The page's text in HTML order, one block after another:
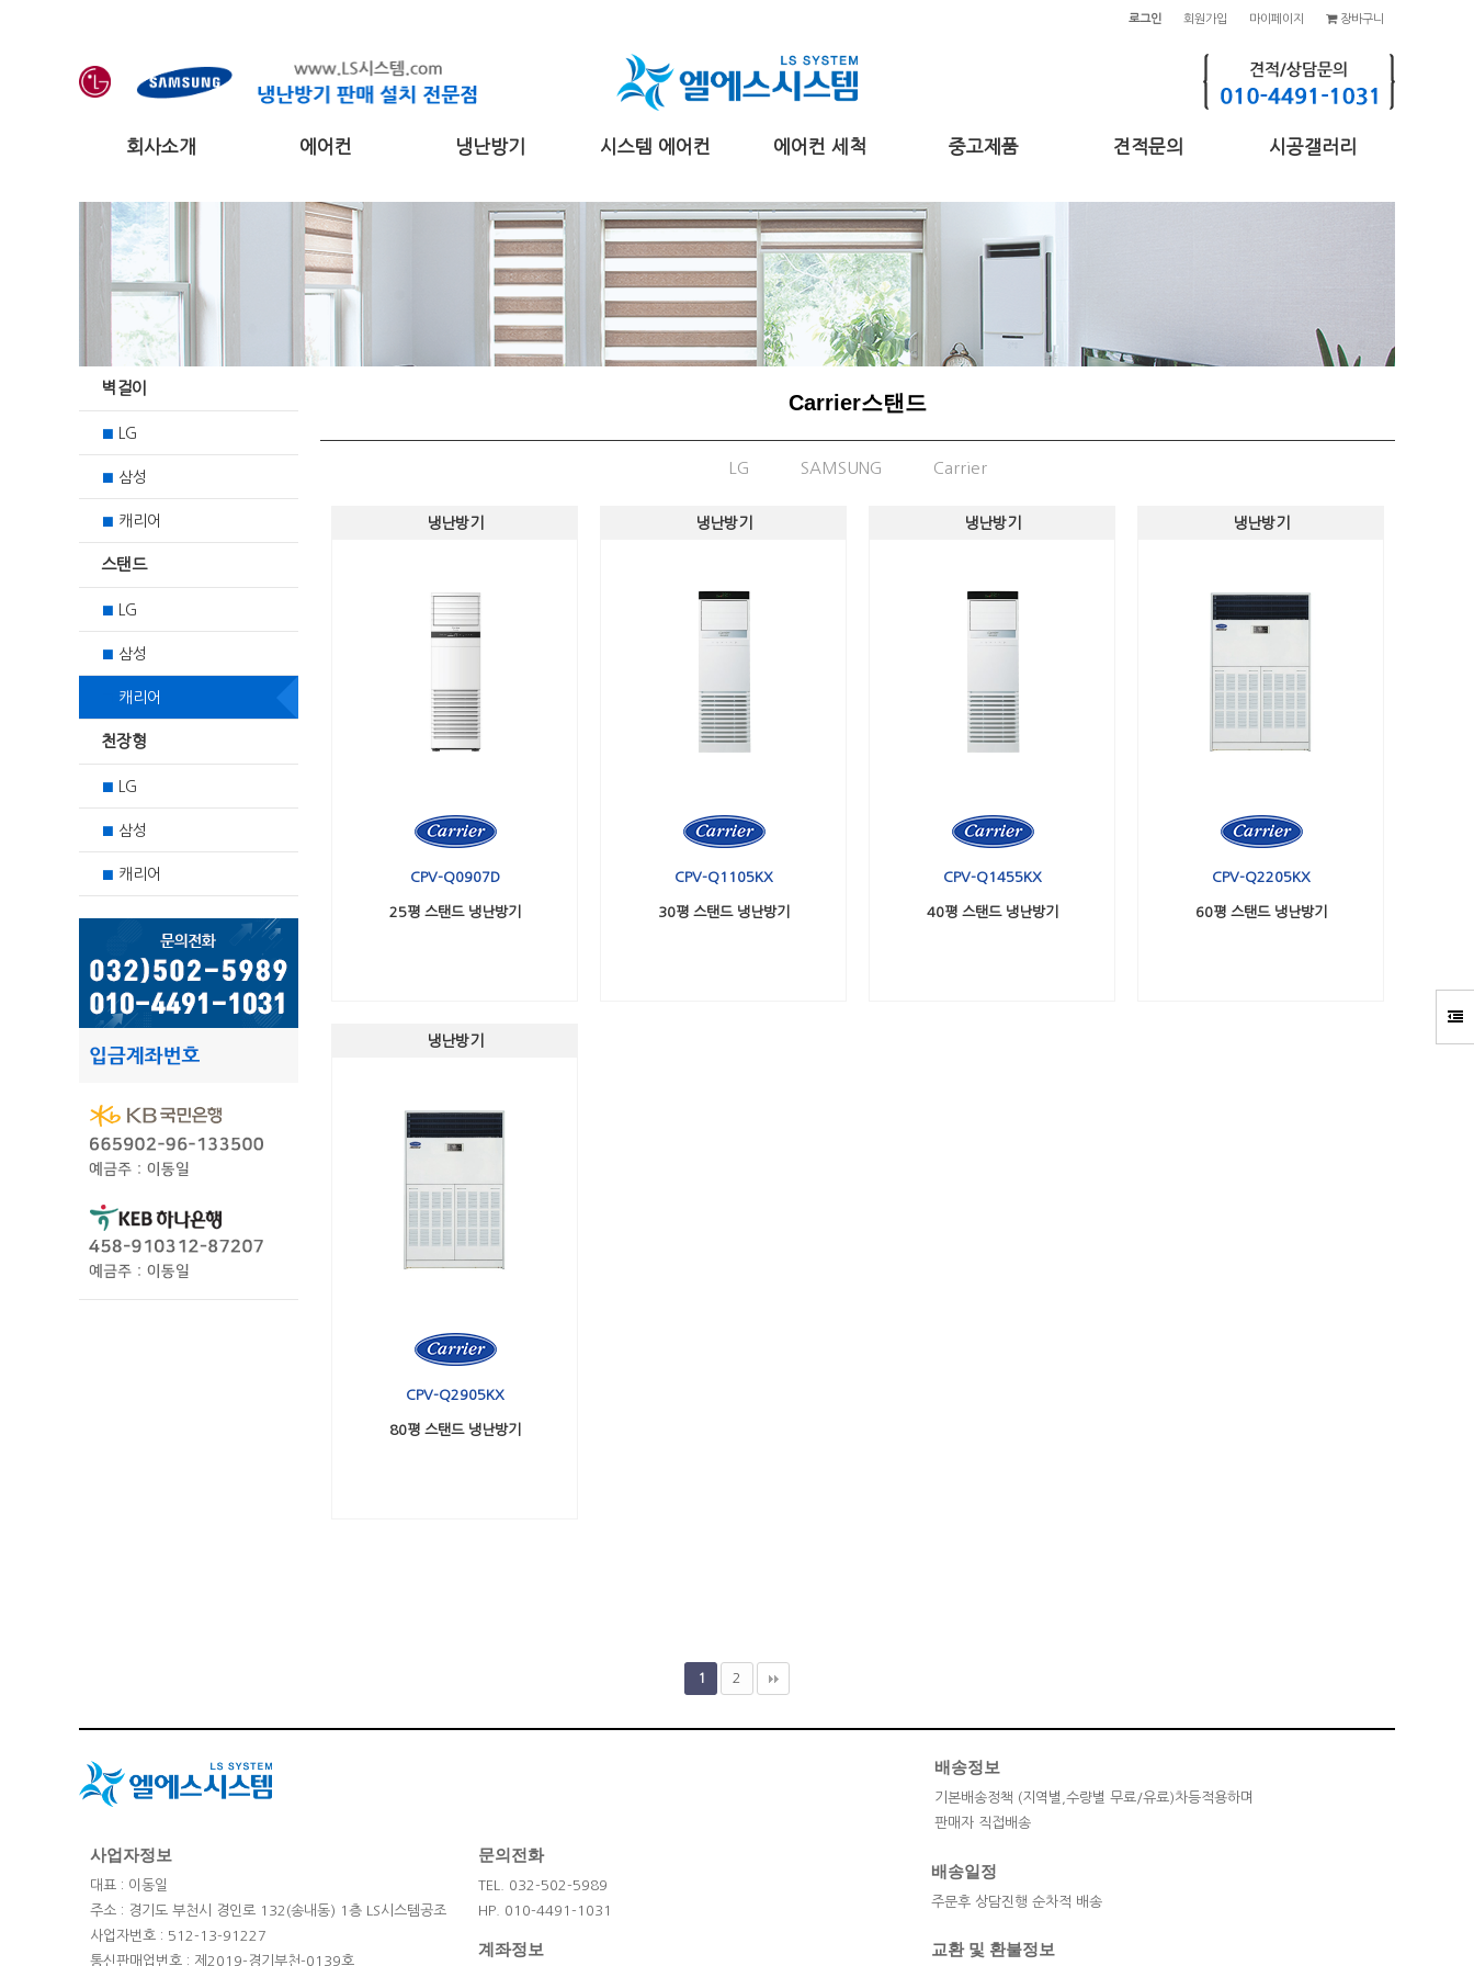
장바구니
마이페이지
회원가입
로그인
회사소개 에어컨 냉난방기 시스템 에어컨 에어컨 세척 중고제품 견적문의 시공갤러리
벽걸이
■ LG
■ 삼성
■ 캐리어
스탠드
■ LG
■ 삼성
캐리어
천장형
■ LG
■ 삼성
■ 캐리어
Carrier스탠드
LG SAMSUNG Carrier
냉난방기
CPV-Q0907D
25평 스탠드 냉난방기
냉난방기
CPV-Q1105KX
30평 스탠드 냉난방기
냉난방기
CPV-Q1455KX
40평 스탠드 냉난방기
냉난방기
CPV-Q2205KX
60평 스탠드 냉난방기
냉난방기
CPV-Q2905KX
80평 스탠드 냉난방기
1 2
배송정보
기본배송정책 (지역별,수량별 무료/유료)차등적용하며
판매자 직접배송
사업자정보
대표 : 이동일
주소 : 경기도 부천시 경인로 132(송내동) 1층 LS시스템공조
사업자번호 : 512-13-91227
통신판매업번호 : 제2019-경기부천-0139호
문의전화
TEL. 032-502-5989
HP. 010-4491-1031
배송일정
주문후 상담진행 순차적 배송
계좌정보 교환 및 환불정보